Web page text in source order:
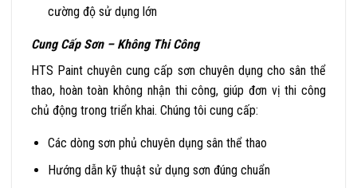
cường độ sử dụng lớn
Cung Cấp Sơn – Không Thi Công
HTS Paint chuyên cung cấp sơn chuyên dụng cho sân thể
thao, hoàn toàn không nhận thi công, giúp đơn vị thi công
chủ động trong triển khai. Chúng tôi cung cấp:
Các dòng sơn phủ chuyên dụng sân thể thao
Hướng dẫn kỹ thuật sử dụng sơn đúng chuẩn